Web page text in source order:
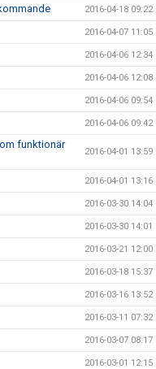
2016-04-18 09:22
2016-04-07 11:05
2016-04-06 12:34
2016-04-06 12:08
2016-04-06 09:54
2016-04-06 09:42
funktionär
2016-04-01 13:59
2016-04-01 13:16
2016-03-30 14:04
2016-03-30 14:01
2016-03-21 12:00
2016-03-18 15:37
2016-03-16 13:52
2016-03-11 07:32
2016-03-07 08:17
2016-03-01 12:15